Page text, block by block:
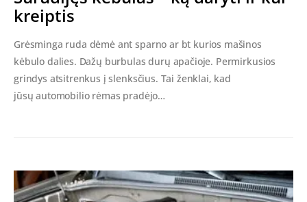
kreiptis
Grėsminga ruda dėmė ant sparno ar bt kurios mašinos
kėbulo dalies. Dažų burbulas durų apačioje. Permirkusios
grindys atsitrenkus į slenksčius. Tai ženklai, kad
jūsų automobilio rėmas pradėjo…